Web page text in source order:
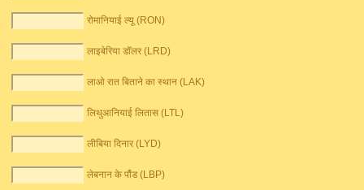
रोमानियाई ल्यू (RON)
लाइबेरिया डॉलर (LRD)
लाओ रात बिताने का स्थान (LAK)
लिथुआनियाई लितास (LTL)
लीबिया दिनार (LYD)
लेबनान के पौंड (LBP)